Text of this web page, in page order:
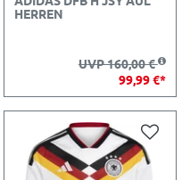
HERREN
UVP 160,00 €
99,99 €*